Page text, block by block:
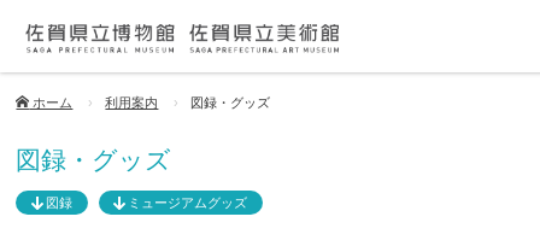
ホーム 利用案内 図録・グッズ
図録・グッズ
図録 ミュージアムグッズ